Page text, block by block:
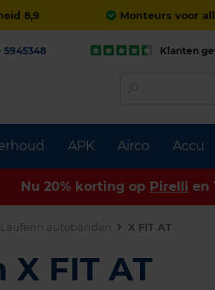
8,9 Monteurs voor
APK Airco Accu
5945348 Klanten
Nu 20% korting op Pirelli en
Laufenn autobanden X FIT AT
X FIT AT